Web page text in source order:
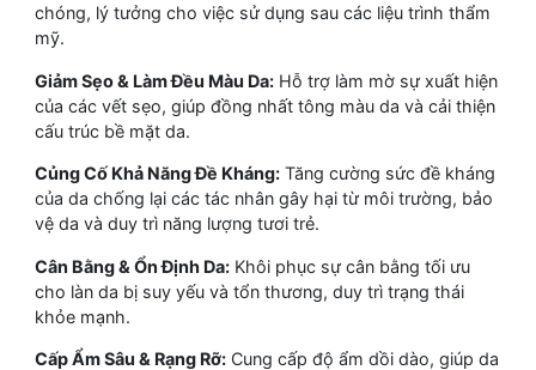
chóng, lý tưởng cho việc sử dụng sau các liệu trình thẩm
mỹ.
Giảm Sẹo & Làm Đều Màu Da: Hỗ trợ làm mờ sự xuất hiện
của các vết sẹo, giúp đồng nhất tông màu da và cải thiện
cấu trúc bề mặt da.
Củng Cố Khả Năng Đề Kháng: Tăng cường sức đề kháng
của da chống lại các tác nhân gây hại từ môi trường, bảo
vệ da và duy trì năng lượng tươi trẻ.
Cân Bằng & Ổn Định Da: Khôi phục sự cân bằng tối ưu
cho làn da bị suy yếu và tổn thương, duy trì trạng thái
khỏe mạnh.
Cấp Ẩm Sâu & Rạng Rỡ: Cung cấp độ ẩm dồi dào, giúp da